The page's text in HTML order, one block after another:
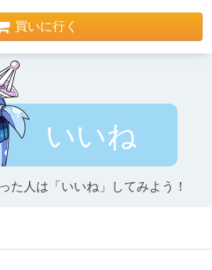
買いに行く
いいね
た人は「いいね」してみよう！